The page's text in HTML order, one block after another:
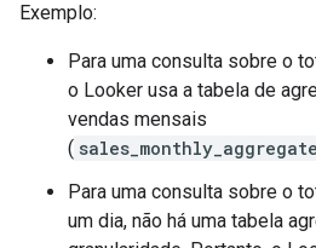
Exemplo:
Para uma consulta sobre o
o Looker usa a tabela de
vendas mensais
(
Para uma consulta sobre o
um dia, não há uma tabela